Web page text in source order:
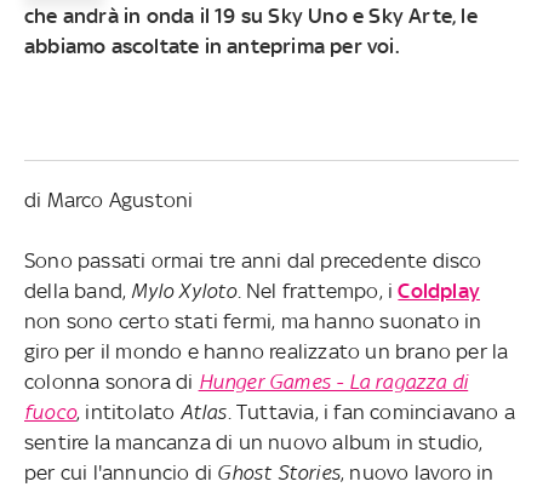
che andrà in onda il 19 su Sky Uno e Sky Arte, le
abbiamo ascoltate in anteprima per voi.
di Marco Agustoni
Sono passati ormai tre anni dal precedente disco
della band, Mylo Xyloto. Nel frattempo, iColdplay
non sono certo stati fermi, ma hanno suonato in
giro per il mondo e hanno realizzato un brano per la
colonna sonora di Hunger Games - La ragazza di
fuoco, intitolato Atlas. Tuttavia, i fan cominciavano a
sentire la mancanza di un nuovo album in studio,
per cui l'annuncio di Ghost Stories, nuovo lavoro in